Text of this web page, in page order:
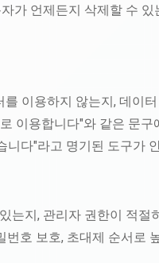
가 언제든지 삭제할 수
이용하지 않는지, 데이
이용합니다"와 같은 문
니다"라고 명기된 도구가
는지, 관리자 권한이 적절
번호 보호, 초대제 순서로